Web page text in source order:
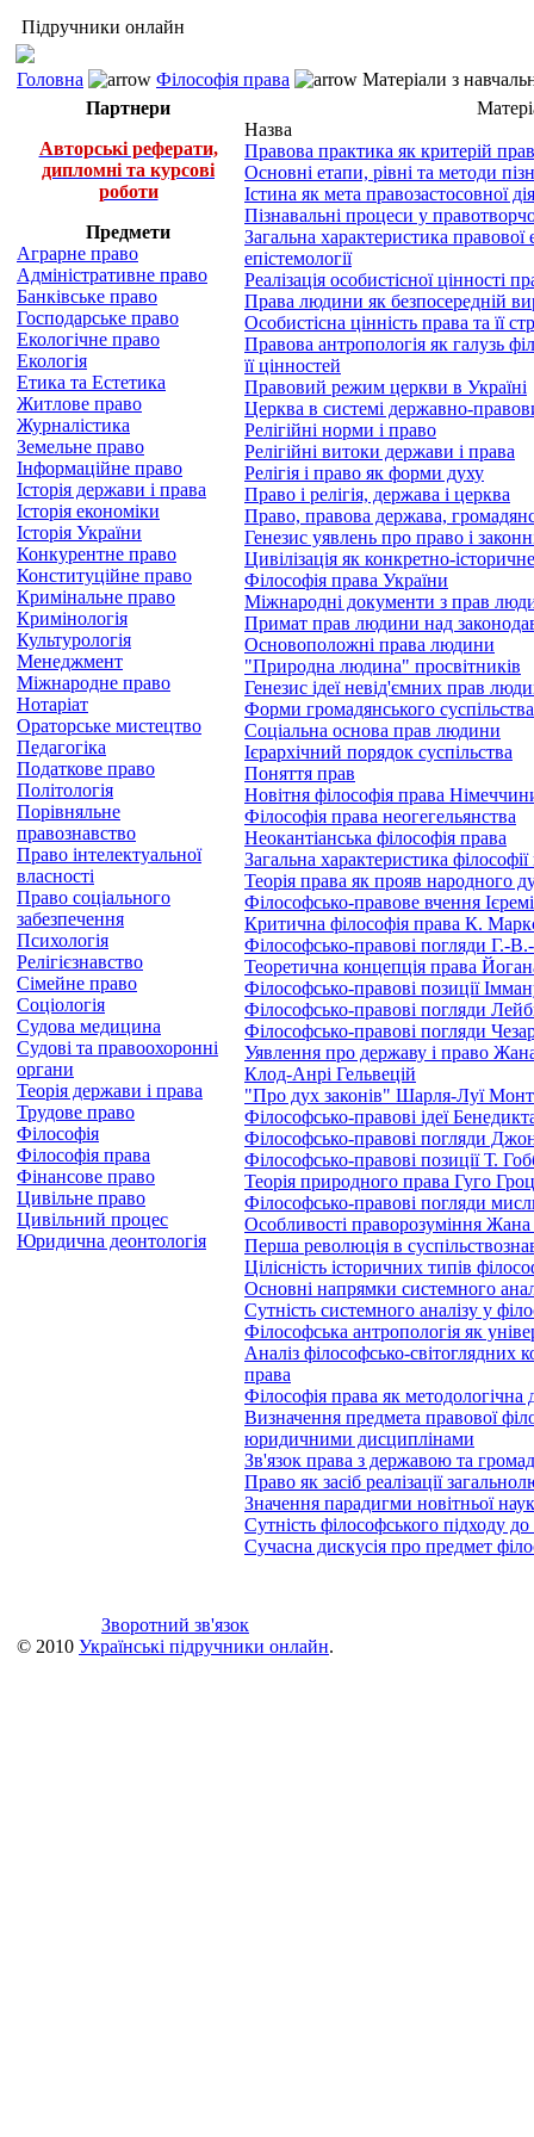
Підручники онлайн
Головна Філософія права
Матеріали з
Партнери
Авторські реферати,
дипломні та курсові
роботи
Предмети
Аграрне право
Адміністративне право
Банківське право
Господарське право
Екологічне право
Екологія
Етика та Естетика
Житлове право
Журналістика
Земельне право
Інформаційне право
Історія держави і права
Історія економіки
Історія України
Конкурентне право
Конституційне право
Кримінальне право
Кримінологія
Культурологія
Менеджмент
Міжнародне право
Нотаріат
Ораторське мистецтво
Педагогіка
Податкове право
Політологія
Порівняльне
правознавство
Право інтелектуальної
власності
Право соціального
забезпечення
Психологія
Релігієзнавство
Сімейне право
Соціологія
Судова медицина
Судові та правоохоронні
органи
Теорія держави і права
Трудове право
Філософія
Філософія права
Фінансове право
Цивільне право
Цивільний процес
Юридична деонтологія
Назва
Правова практика як критерій
Основні етапи, рівні та методи
Істина як мета правозастосовної
Пізнавальні процеси у
Загальна характеристика правової
епістемології
Реалізація особистісної цінності
Права людини як безпосередній
Особистісна цінність права та її
Правова антропологія як галузь
її цінностей
Правовий режим церкви в Україні
Церква в системі державно-
Релігійні норми і право
Релігійні витоки держави і права
Релігія і право як форми духу
Право і релігія, держава і церква
Право, правова держава,
Генезис уявлень про право і
Цивілізація як конкретно-
Філософія права України
Міжнародні документи з прав
Примат прав людини над
Основоположні права людини
"Природна людина" просвітників
Генезис ідеї невід'ємних прав
Форми громадянського суспільства
Соціальна основа прав людини
Ієрархічний порядок суспільства
Поняття прав
Новітня філософія права
Філософія права неогегельянства
Неокантіанська філософія права
Загальна характеристика
Теорія права як прояв народного
Філософсько-правове вчення
Критична філософія права К.
Філософсько-правові погляди Г.-
Теоретична концепція права
Філософсько-правові позиції
Філософсько-правові погляди
Філософсько-правові погляди
Уявлення про державу і право
Клод-Анрі Гельвецій
"Про дух законів" Шарля-Луї
Філософсько-правові ідеї
Філософсько-правові погляди
Філософсько-правові позиції Т.
Теорія природного права Гуго
Філософсько-правові погляди
Особливості праворозуміння
Перша революція в
Цілісність історичних типів
Основні напрямки системного
Сутність системного аналізу у
Філософська антропологія як
Аналіз філософсько-світоглядних
права
Філософія права як методологічна
Визначення предмета правової
юридичними дисциплінами
Зв'язок права з державою та
Право як засіб реалізації
Значення парадигми новітньої
Сутність філософського підходу
Сучасна дискусія про предмет
Зворотний зв'язок
© 2010 Українські підручники онлайн.